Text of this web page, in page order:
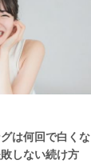
は何回で白くな
しない続け方